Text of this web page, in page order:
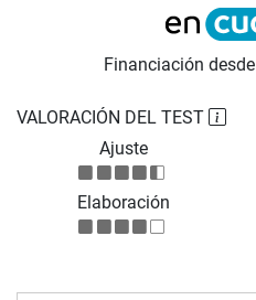
VALORACIÓN DEL TEST
Ajuste
Elaboración
Financiación desde